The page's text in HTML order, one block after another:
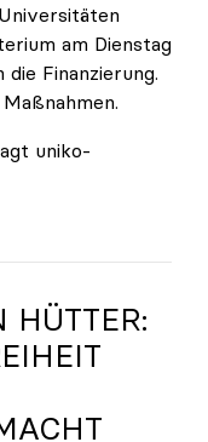
am Dienstag
Finanzierung.
uniko-
Gefahr
HÜTTER: